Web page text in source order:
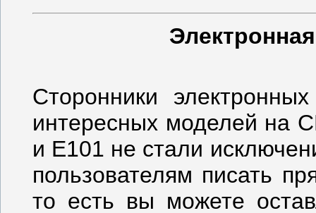
Сторонники
интересных моделей на
и E101 не стали
пользователям писать
то есть вы можете